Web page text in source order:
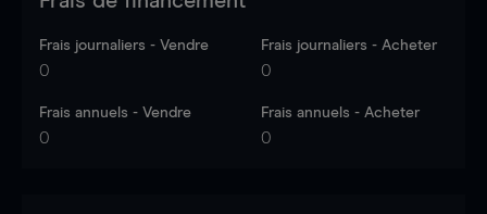
Frais journaliers - Vendre
0
Frais journaliers - Acheter
0
Frais annuels - Vendre
0
Frais annuels - Acheter
0